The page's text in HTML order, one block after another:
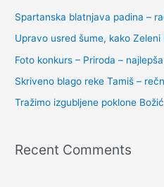
Spartanska blatnjava padina –
Upravo usred šume, kako Zeleni
Foto konkurs – Priroda –
Skriveno blago reke Tamiš –
Tražimo izgubljene poklone
Recent Comments